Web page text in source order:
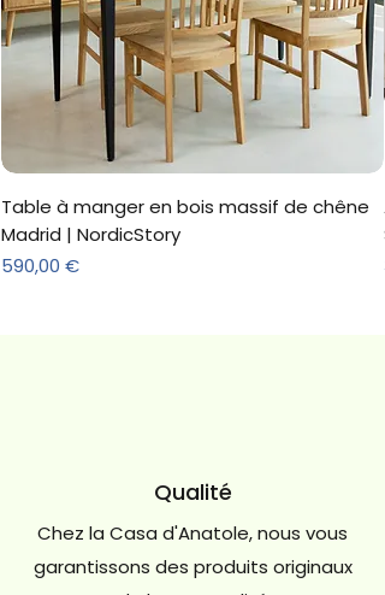
Table à manger en bois massif de chêne
Madrid | NordicStory
Prix
590,00 €
Qualité
Chez la Casa d'Anatole, nous vous
garantissons des produits originaux